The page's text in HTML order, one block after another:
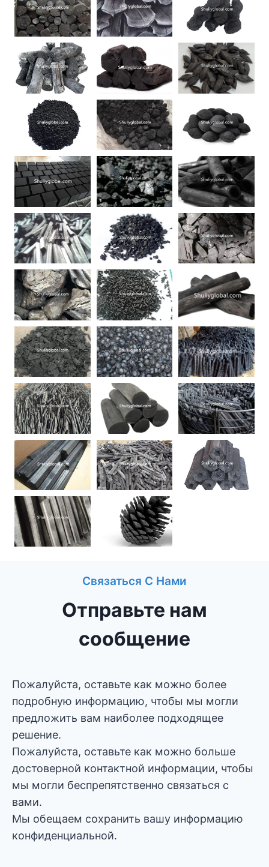
Связаться С Нами
Отправьте нам
сообщение
Пожалуйста, оставьте как можно более
подробную информацию, чтобы мы могли
предложить вам наиболее подходящее
решение.
Пожалуйста, оставьте как можно больше
достоверной контактной информации, чтобы
мы могли беспрепятственно связаться с
вами.
Мы обещаем сохранить вашу информацию
конфиденциальной.